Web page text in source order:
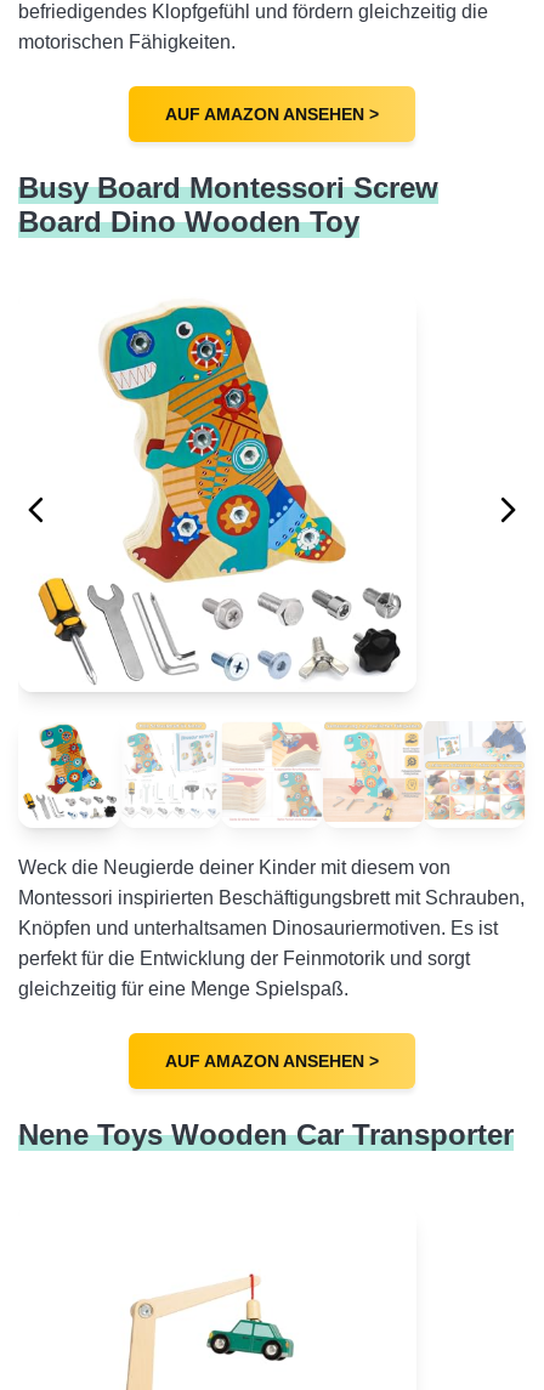
befriedigendes Klopfgefühl und fördern gleichzeitig die
motorischen Fähigkeiten.
AUF AMAZON ANSEHEN >
Busy Board Montessori Screw
Board Dino Wooden Toy
Weck die Neugierde deiner Kinder mit diesem von
Montessori inspirierten Beschäftigungsbrett mit Schrauben,
Knöpfen und unterhaltsamen Dinosauriermotiven. Es ist
perfekt für die Entwicklung der Feinmotorik und sorgt
gleichzeitig für eine Menge Spielspaß.
AUF AMAZON ANSEHEN >
Nene Toys Wooden Car Transporter